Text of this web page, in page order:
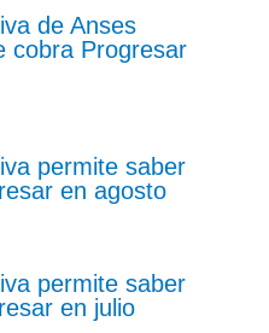
de Anses
cobra Progresar
permite saber
en agosto
permite saber
en julio